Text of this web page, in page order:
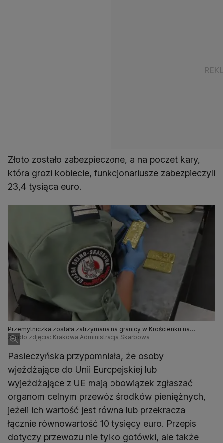
Złoto zostało zabezpieczone, a na poczet kary,
która grozi kobiecie, funkcjonariusze zabezpieczyli
23,4 tysiąca euro.
Przemytniczka została zatrzymana na granicy w Krościenku na
Podkarpaciu
Źródło zdjęcia: Krakowa Administracja Skarbowa
Pasieczyńska przypomniała, że osoby
wjeżdżające do Unii Europejskiej lub
wyjeżdżające z UE mają obowiązek zgłaszać
organom celnym przewóz środków pieniężnych,
jeżeli ich wartość jest równa lub przekracza
łącznie równowartość 10 tysięcy euro. Przepis
dotyczy przewozu nie tylko gotówki, ale także